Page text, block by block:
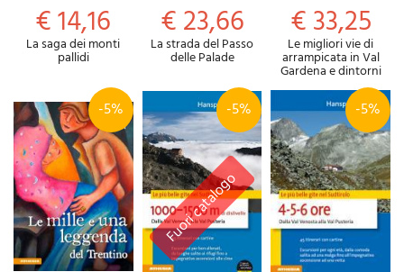
€ 14,16
La saga dei monti
pallidi
€ 23,66
La strada del Passo
delle Palade
€ 33,25
Le migliori vie di
arrampicata in Val
Gardena e dintorni
-5% -5% -5%